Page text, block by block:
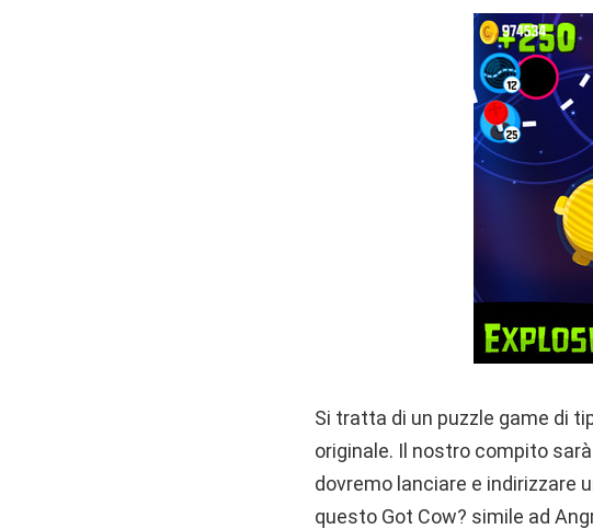
Si tratta di un puzzle game di
originale. Il nostro compito
dovremo lanciare e indirizzare
questo Got Cow? simile ad